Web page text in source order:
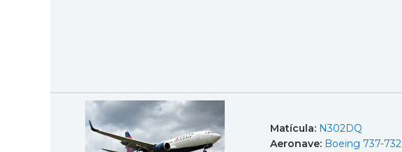
Matícula: N302DQ
Aeronave: Boeing 737-732